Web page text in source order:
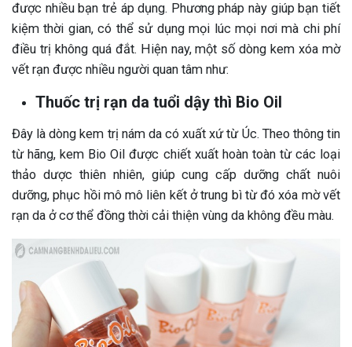
được nhiều bạn trẻ áp dụng. Phương pháp này giúp bạn tiết
kiệm thời gian, có thể sử dụng mọi lúc mọi nơi mà chi phí
điều trị không quá đắt. Hiện nay, một số dòng kem xóa mờ
vết rạn được nhiều người quan tâm như:
Thuốc trị rạn da tuổi dậy thì Bio Oil
Đây là dòng kem trị nám da có xuất xứ từ Úc. Theo thông tin
từ hãng, kem Bio Oil được chiết xuất hoàn toàn từ các loại
thảo dược thiên nhiên, giúp cung cấp dưỡng chất nuôi
dưỡng, phục hồi mô mô liên kết ở trung bì từ đó xóa mờ vết
rạn da ở cơ thể đồng thời cải thiện vùng da không đều màu.